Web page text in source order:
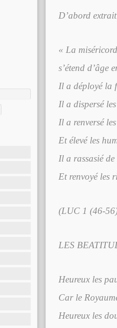
D’abord
« La
s’étend d’âge
Il a déployé la
Il a dispersé
Il a renversé
Et élevé les
Il a rassasié de
Et renvoyé les
(LUC 1 (46-
LES
Heureux les
Car le
Heureux les